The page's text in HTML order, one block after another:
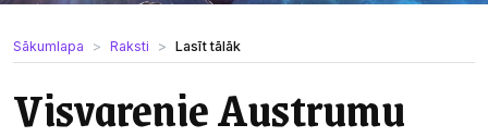
Sākumlapa Raksti Lasīt tālāk
Visvarenie Austrumu